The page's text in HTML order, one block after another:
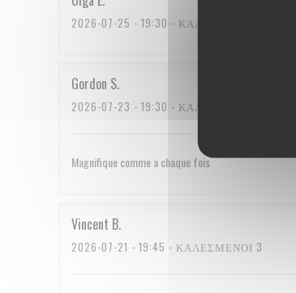
2026-07-25 - 19:30 - ΚΑΛΕΣΜΈΝΟΙ 2
Gordon S
2026-07-23 - 19:30 - ΚΑΛΕΣΜΈΝΟΙ 2
Magnifique comme a chaque fois
Vincent B
2026-07-21 - 19:45 - ΚΑΛΕΣΜΈΝΟΙ 3